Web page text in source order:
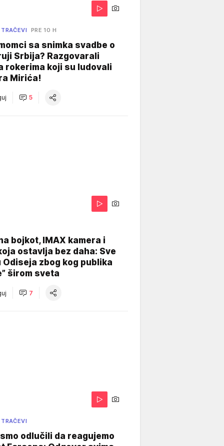
PRE 10 H
sa snimka svadbe o
Srbija? Razgovarali
rokerima koji su ludovali
Mirića!
5
bojkot, IMAX kamera i
ostavlja bez daha: Sve
Odiseja zbog kog publika
širom sveta
7
odlučili da reagujemo